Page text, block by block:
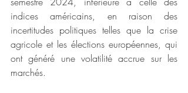
indices américains, en raison des
incertitudes politiques telles que la crise
agricole et les élections européennes, qui
ont généré une volatilité accrue sur les
marchés.